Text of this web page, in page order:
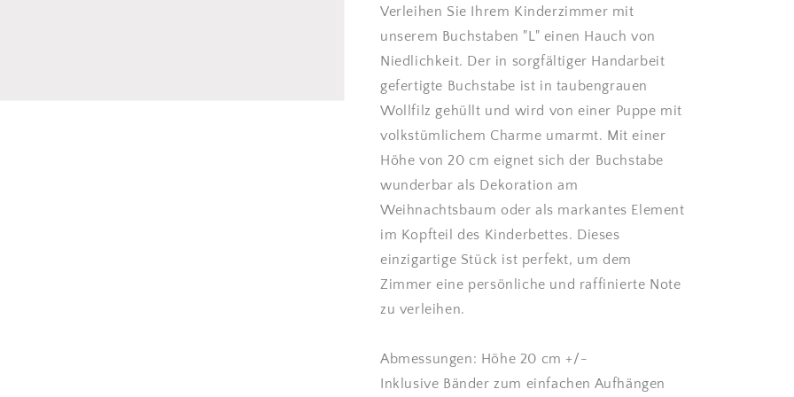
Verleihen Sie Ihrem Kinderzimmer mit
unserem Buchstaben "L" einen Hauch von
Niedlichkeit. Der in sorgfältiger Handarbeit
gefertigte Buchstabe ist in taubengrauen
Wollfilz gehüllt und wird von einer Puppe mit
volkstümlichem Charme umarmt. Mit einer
Höhe von 20 cm eignet sich der Buchstabe
wunderbar als Dekoration am
Weihnachtsbaum oder als markantes Element
im Kopfteil des Kinderbettes. Dieses
einzigartige Stück ist perfekt, um dem
Zimmer eine persönliche und raffinierte Note
zu verleihen.
Abmessungen: Höhe 20 cm +/-
Inklusive Bänder zum einfachen Aufhängen